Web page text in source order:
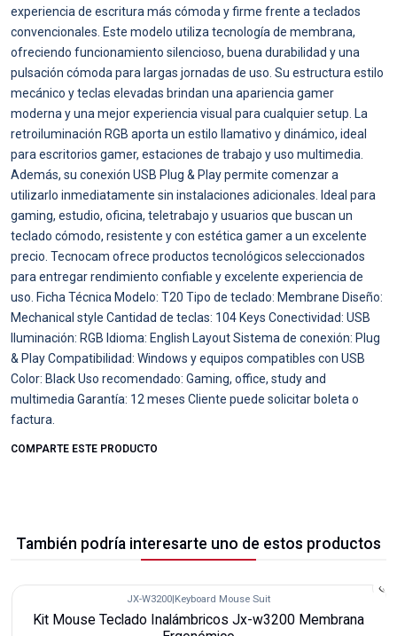
experiencia de escritura más cómoda y firme frente a teclados
convencionales. Este modelo utiliza tecnología de membrana,
ofreciendo funcionamiento silencioso, buena durabilidad y una
pulsación cómoda para largas jornadas de uso. Su estructura estilo
mecánico y teclas elevadas brindan una apariencia gamer
moderna y una mejor experiencia visual para cualquier setup. La
retroiluminación RGB aporta un estilo llamativo y dinámico, ideal
para escritorios gamer, estaciones de trabajo y uso multimedia.
Además, su conexión USB Plug & Play permite comenzar a
utilizarlo inmediatamente sin instalaciones adicionales. Ideal para
gaming, estudio, oficina, teletrabajo y usuarios que buscan un
teclado cómodo, resistente y con estética gamer a un excelente
precio. Tecnocam ofrece productos tecnológicos seleccionados
para entregar rendimiento confiable y excelente experiencia de
uso. Ficha Técnica Modelo: T20 Tipo de teclado: Membrane Diseño:
Mechanical style Cantidad de teclas: 104 Keys Conectividad: USB
Iluminación: RGB Idioma: English Layout Sistema de conexión: Plug
& Play Compatibilidad: Windows y equipos compatibles con USB
Color: Black Uso recomendado: Gaming, office, study and
multimedia Garantía: 12 meses Cliente puede solicitar boleta o
factura.
COMPARTE ESTE PRODUCTO
También podría interesarte uno de estos productos
JX-W3200|Keyboard Mouse Suit
Kit Mouse Teclado Inalámbricos Jx-w3200 Membrana